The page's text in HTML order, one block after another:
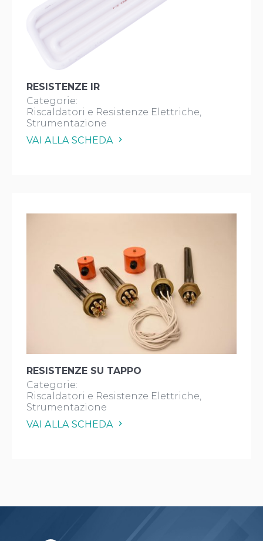
RESISTENZE IR
Categorie:
Riscaldatori e Resistenze Elettriche
Strumentazione
VAI ALLA SCHEDA
RESISTENZE SU TAPPO
Categorie:
Riscaldatori e Resistenze Elettriche
Strumentazione
VAI ALLA SCHEDA